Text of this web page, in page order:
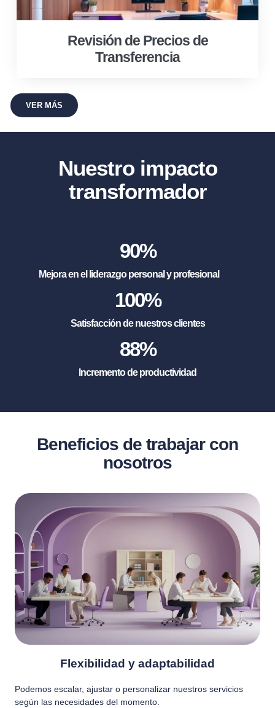
Revisión de Precios de
Transferencia
VER MÁS
Nuestro impacto
transformador
90%
Mejora en el liderazgo personal y profesional
100%
Satisfacción de nuestros clientes
88%
Incremento de productividad
Beneficios de trabajar con
nosotros
Flexibilidad y adaptabilidad
Podemos escalar, ajustar o personalizar nuestros servicios
según las necesidades del momento.